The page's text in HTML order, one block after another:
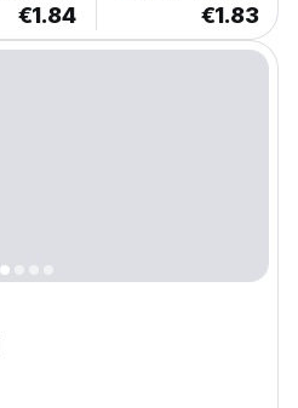
€1.84 €1.83